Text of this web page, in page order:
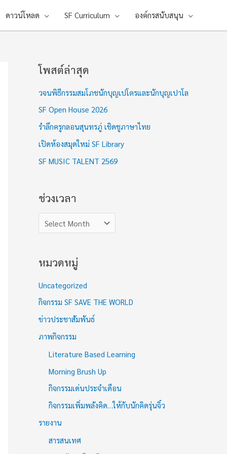
ดาวน์โหลด SF Curriculum องค์กรสนับสนุน
โพสต์ล่าสุด
วจนพิธีกรรมสมโภชนักบุญเปโตรและนักบุญเปาโล
SF Open House 2026
รำลึกครูกลอนสุนทรภู่ เชิดชูภาษาไทย
เปิดห้องสมุดใหม่ SF Library
SF MUSIC TALENT 2569
ช่วงเวลา
ช่
ง
เ
ว
ล
า
หมวดหมู่
Uncategorized
กิจกรรม SF SAVE THE WORLD
ข่าวประชาสัมพันธ์
ภาพกิจกรรม
Literature Based Learning
Morning Brush Up
กิจกรรมเด่นประจำเดือน
กิจกรรมเพิ่มพลังคิด…ให้กับนักคิดรุ่นจิ๋ว
รายงาน
สารสนเทศ